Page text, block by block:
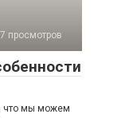
просмотров
что мы можем